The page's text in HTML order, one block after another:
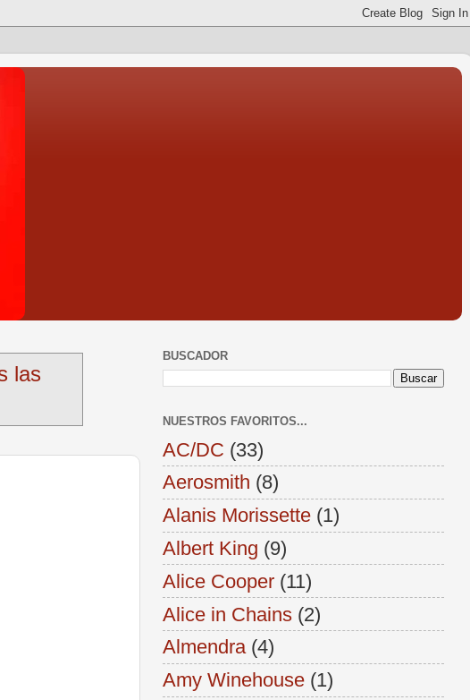
las
BUSCADOR
NUESTROS FAVORITOS...
AC/DC (33)
Aerosmith (8)
Alanis Morissette (1)
Albert King (9)
Alice Cooper (11)
Alice in Chains (2)
Almendra (4)
Amy Winehouse (1)